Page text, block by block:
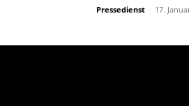
Pressedienst - 17.